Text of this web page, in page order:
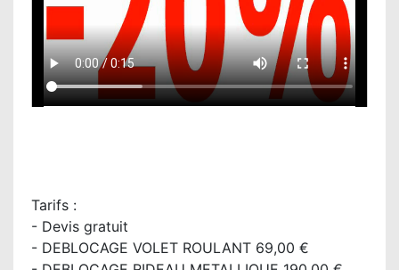
Tarifs :
- Devis gratuit
- DEBLOCAGE VOLET ROULANT 69,00 €